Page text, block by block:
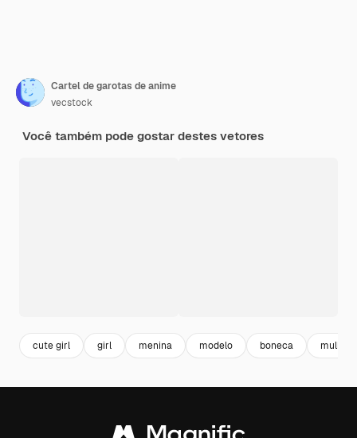
Cartel de garotas de anime
vecstock
Você também pode gostar destes vetores
cute girl girl menina modelo boneca